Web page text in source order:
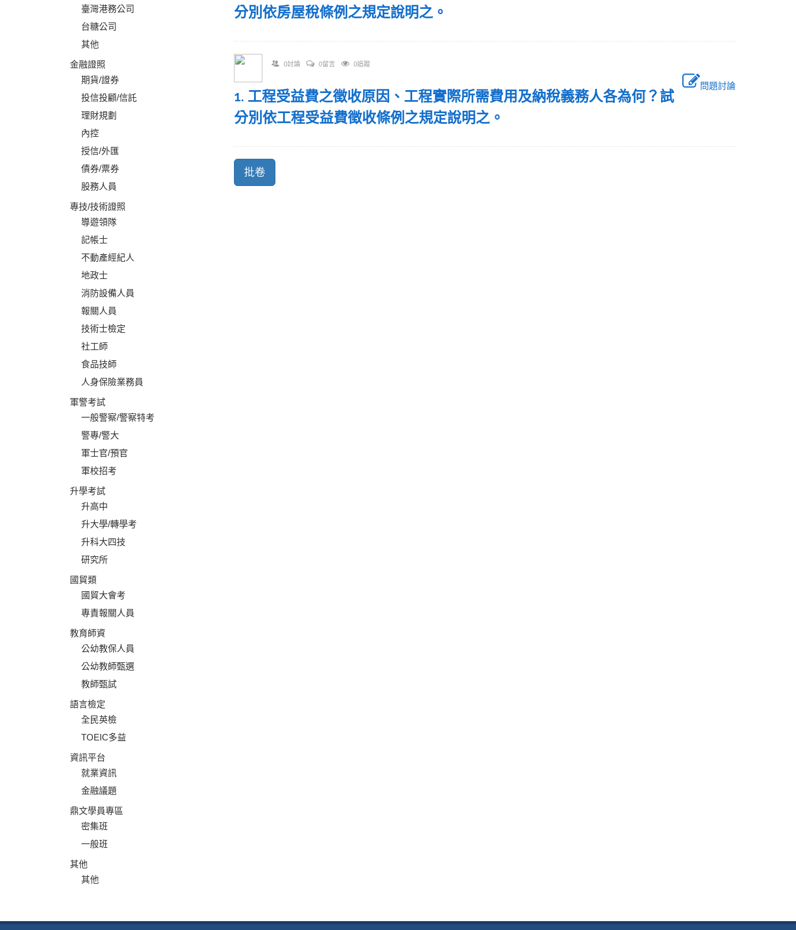
臺灣港務公司
台糖公司
其他
金融證照
期貨/證券
投信投顧/信託
理財規劃
內控
授信/外匯
債券/票券
股務人員
專技/技術證照
導遊領隊
記帳士
不動產經紀人
地政士
消防設備人員
報關人員
技術士檢定
社工師
食品技師
人身保險業務員
軍警考試
一般警察/警察特考
警專/警大
軍士官/預官
軍校招考
升學考試
升高中
升大學/轉學考
升科大四技
研究所
國貿類
國貿大會考
專責報關人員
教育師資
公幼教保人員
公幼教師甄選
教師甄試
語言檢定
全民英檢
TOEIC多益
資訊平台
就業資訊
金融議題
鼎文學員專區
密集班
一般班
其他
其他
分別依房屋稅條例之規定說明之。
0討論 0留言 0追蹤
問題討論
1. 工程受益費之徵收原因、工程實際所需費用及納稅義務人各為何？試
分別依工程受益費徵收條例之規定說明之。